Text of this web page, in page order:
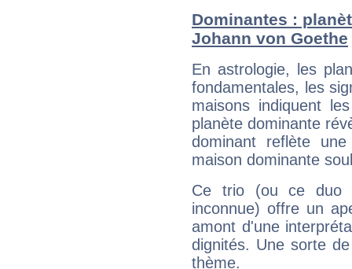
Dominantes :
Johann von Goethe
En astrologie, les
fondamentales, les
maisons indiquent
planète dominante
dominant reflète
maison dominante
Ce trio (ou ce duo
inconnue) offre un
amont d'une
dignités. Une sorte
thème.